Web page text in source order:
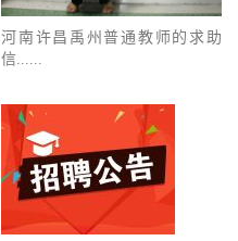
河南许昌禹州普通教师的求助
信......